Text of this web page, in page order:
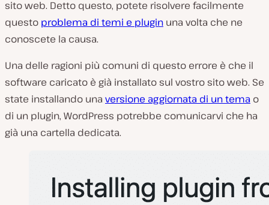
sito web. Detto questo, potete risolvere facilmente
questo problema di temi e plugin una volta che ne
conoscete la causa.
Una delle ragioni più comuni di questo errore è che il
software caricato è già installato sul vostro sito web. Se
state installando una versione aggiornata di un tema o
di un plugin, WordPress potrebbe comunicarvi che ha
già una cartella dedicata.